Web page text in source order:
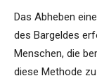
Das Abheben
des Bargeldes
Menschen, die
diese Methode